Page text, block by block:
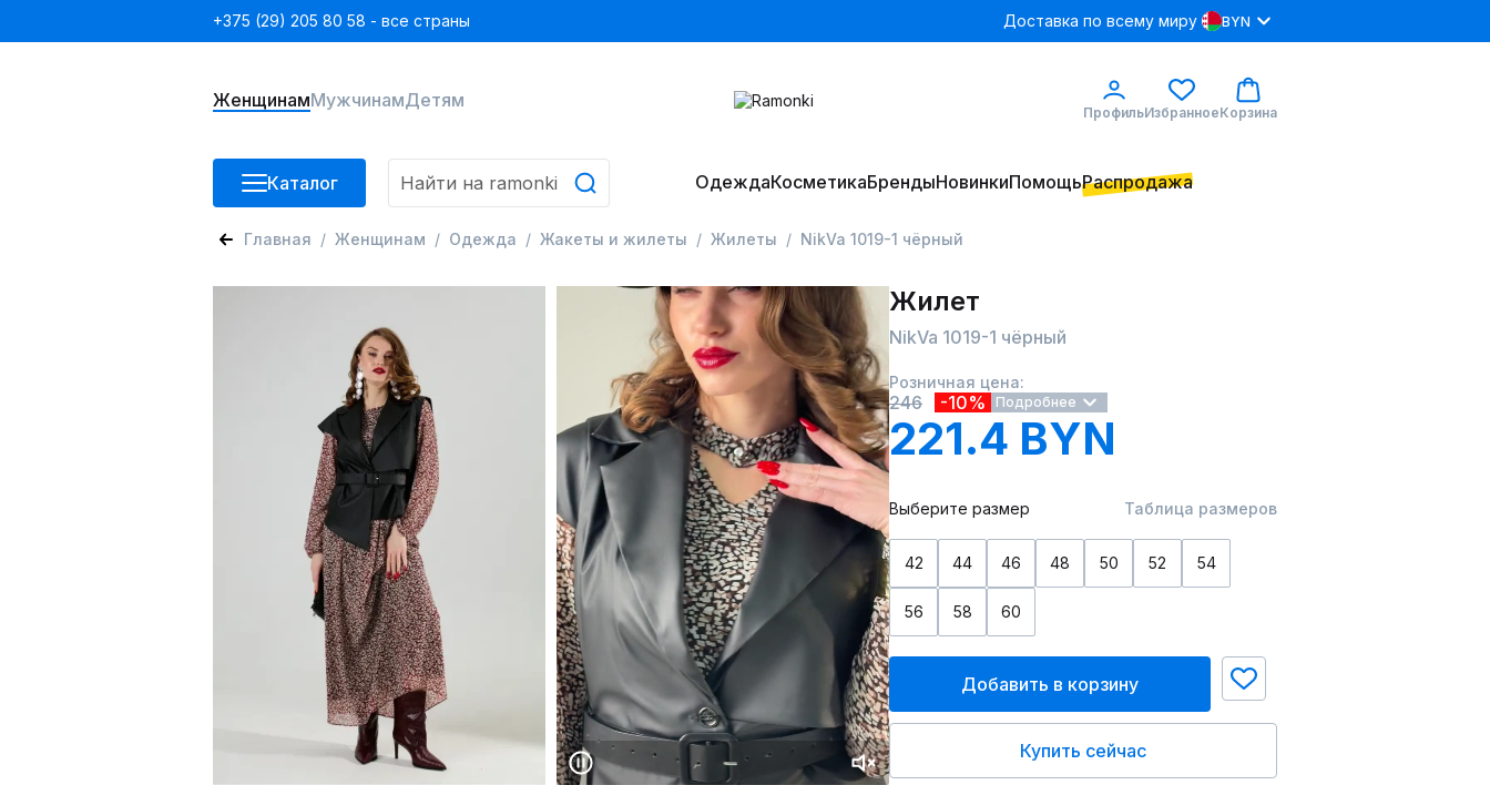
+375 (29) 205 80 58 - все страны Доставка по всему миру BYN
ЖенщинамМужчинамДетям
ПрофильИзбранноеКорзина
Каталог ОдеждаКосметикаБрендыНовинкиПомощьРаспродажа
Главная Женщинам Одежда Жакеты и жилеты Жилеты NikVa 1019-1 чёрный
Жилет
NikVa 1019-1 чёрный
Розничная цена:
246 -10% Подробнее
221.4 BYN
Выберите размер Таблица размеров
42 44 46 48 50 52 54
56 58 60
Добавить в корзину
Купить сейчас